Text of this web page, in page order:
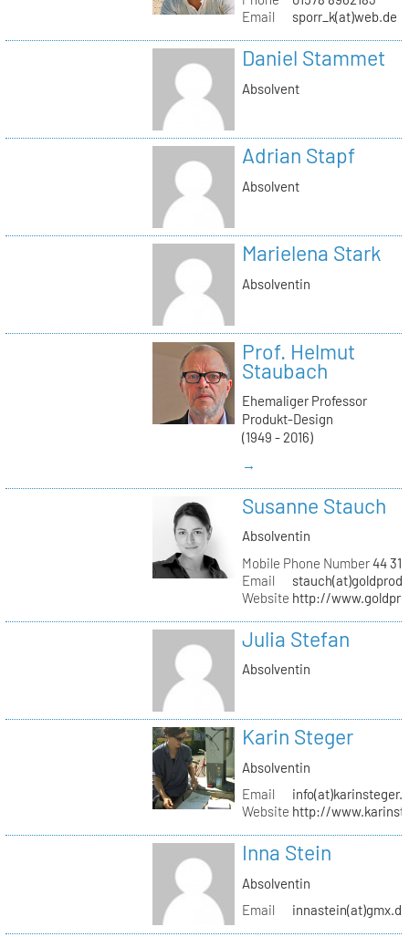
Email
sporr_k(at)web.de
Daniel Stammet
Absolvent
Adrian Stapf
Absolvent
Marielena Stark
Absolventin
Prof. Helmut
Staubach
Ehemaliger Professor
Produkt-Design
(1949 - 2016)
→
Susanne Stauch
Absolventin
Mobile Phone Number44 31
Email
Website http://
Julia Stefan
Absolventin
Karin Steger
Absolventin
Email
Website http://
Inna Stein
Absolventin
Email
innastein(at)gmx.de